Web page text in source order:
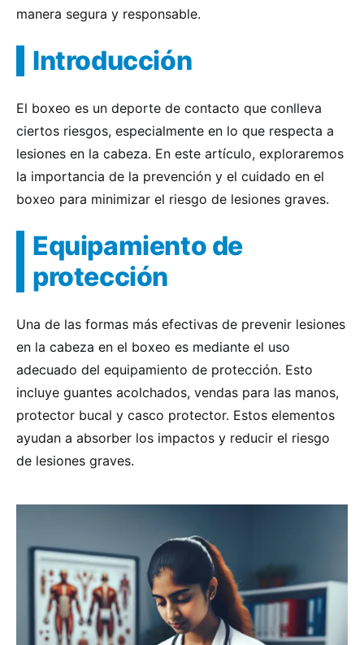
manera segura y responsable.
Introducción
El boxeo es un deporte de contacto que conlleva
ciertos riesgos, especialmente en lo que respecta a
lesiones en la cabeza. En este artículo, exploraremos
la importancia de la prevención y el cuidado en el
boxeo para minimizar el riesgo de lesiones graves.
Equipamiento de
protección
Una de las formas más efectivas de prevenir lesiones
en la cabeza en el boxeo es mediante el uso
adecuado del equipamiento de protección. Esto
incluye guantes acolchados, vendas para las manos,
protector bucal y casco protector. Estos elementos
ayudan a absorber los impactos y reducir el riesgo
de lesiones graves.